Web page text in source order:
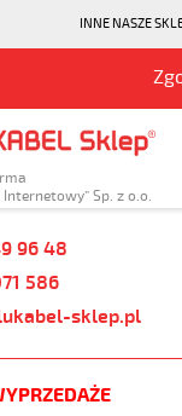
INNE NASZE
Sp. z o.o.
96 48
586
sklep.pl